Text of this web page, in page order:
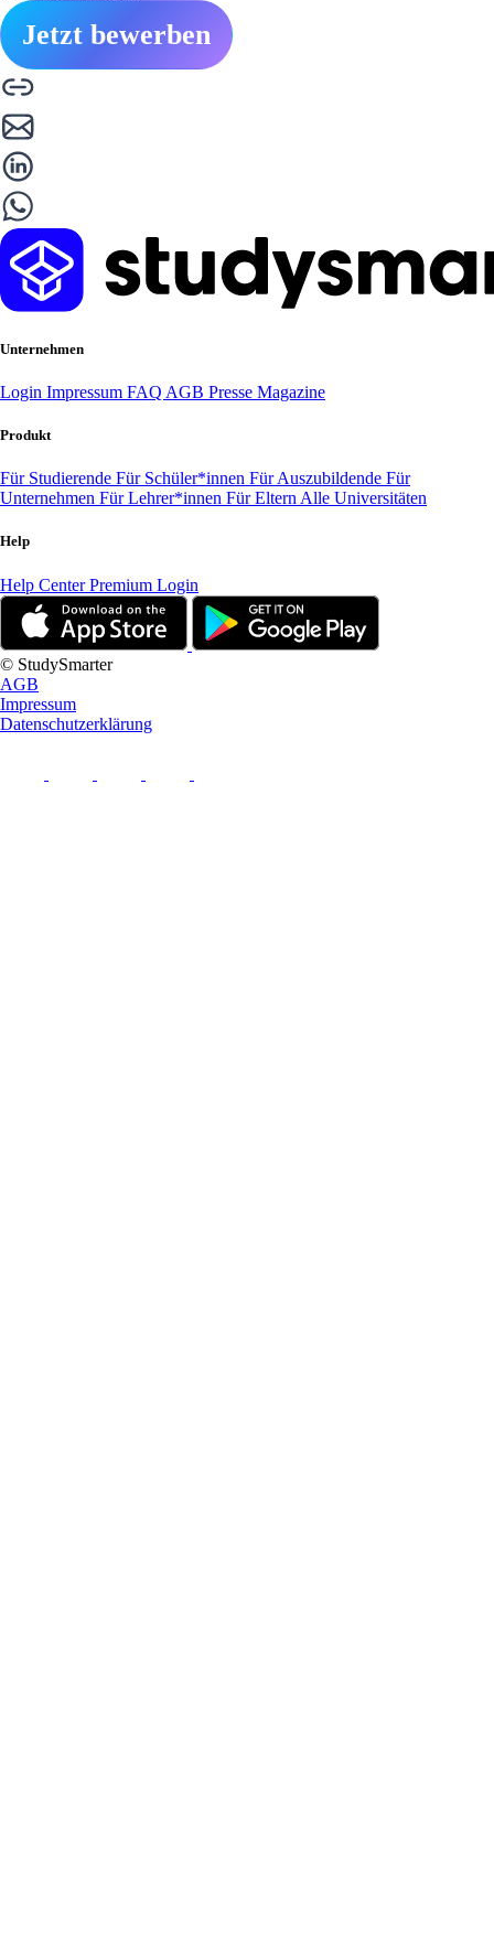
Jetzt bewerben
Unternehmen
Login Impressum FAQ AGB Presse Magazine
Produkt
Für Studierende Für Schüler*innen Für Auszubildende Für
Unternehmen Für Lehrer*innen Für Eltern Alle Universitäten
Help
Help CenterPremium Login
© StudySmarter
AGB
Impressum
Datenschutzerklärung